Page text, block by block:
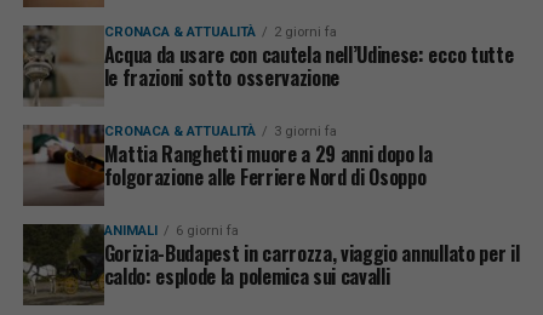
CRONACA & ATTUALITÀ 2 giorni fa
Acqua da usare con cautela nell’Udinese: ecco tutte
le frazioni sotto osservazione
CRONACA & ATTUALITÀ 3 giorni fa
Mattia Ranghetti muore a 29 anni dopo la
folgorazione alle Ferriere Nord di Osoppo
ANIMALI 6 giorni fa
Gorizia-Budapest in carrozza, viaggio annullato per il
caldo: esplode la polemica sui cavalli